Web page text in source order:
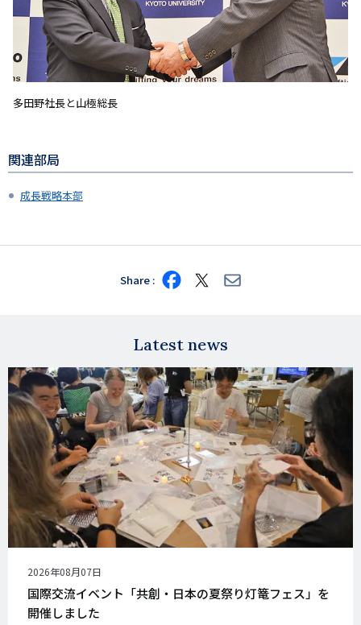
多田野社長と山極総長
関連部局
成長戦略本部
Share Share
on
Share
on
Share
via
Latest news
公
開
日
2026年08月07日
国際交流イベント「共創・日本の夏祭り灯篭フェス」を
開催しました